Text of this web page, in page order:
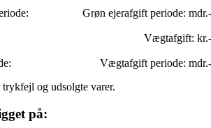
Grøn ejerafgift periode: -
mdr.
Vægtafgift: -
kr.
Vægtafgift periode: -
mdr.
og udsolgte varer.
på: